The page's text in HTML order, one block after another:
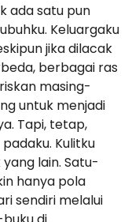
ada satu pun
Keluargaku
jika dilacak
berbagai ras
masing-
untuk menjadi
Tapi, tetap,
Kulitku
lain. Satu-
hanya pola
sendiri melalui